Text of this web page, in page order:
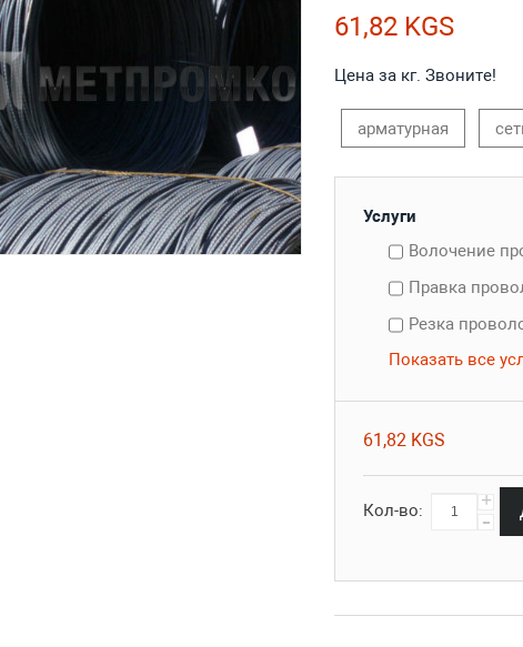
61,82 KGS
Цена за кг. Звоните!
арматурная
Услуги
Волочение
Правка
Резка
Показать все
61,82 KGS
Кол-во: +
-